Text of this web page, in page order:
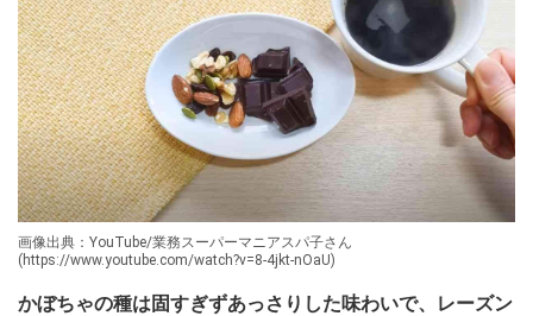
画像出典：YouTube/業務スーパーマニアスパ子さん
(https://www.youtube.com/watch?v=8-4jkt-nOaU)
かぼちゃの種は固すぎずあっさりした味わいで、レーズン